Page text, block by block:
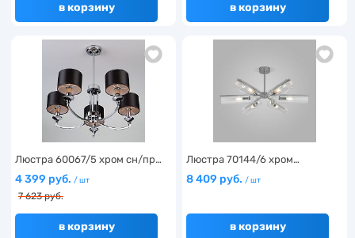
в корзину в корзину
Люстра 60067/5 хром сн/пр…
4 399 руб. / шт
7 623 руб.
в корзину
Люстра 70144/6 хром…
8 409 руб. / шт
в корзину